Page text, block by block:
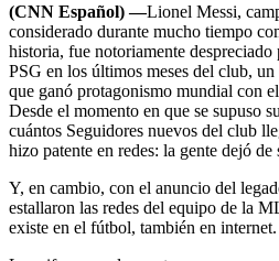
(CNN Español) —Lionel Messi,
considerado durante mucho tiempo
historia, fue notoriamente
PSG en los últimos meses del club,
que ganó protagonismo mundial con
Desde el momento en que se supuso
cuántos Seguidores nuevos del club
hizo patente en redes: la gente dejó de
Y, en cambio, con el anuncio del
estallaron las redes del equipo de la
existe en el fútbol, ​​también en internet.